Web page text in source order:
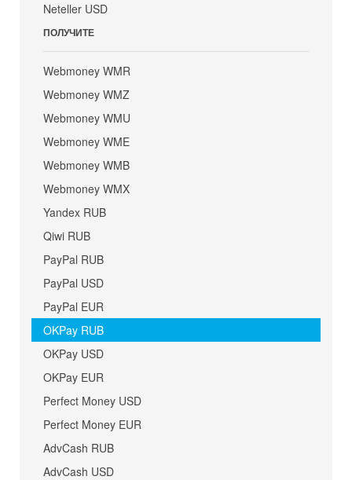
Neteller USD
ПОЛУЧИТЕ
Webmoney WMR
Webmoney WMZ
Webmoney WMU
Webmoney WME
Webmoney WMB
Webmoney WMX
Yandex RUB
Qiwi RUB
PayPal RUB
PayPal USD
PayPal EUR
OKPay RUB
OKPay USD
OKPay EUR
Perfect Money USD
Perfect Money EUR
AdvCash RUB
AdvCash USD